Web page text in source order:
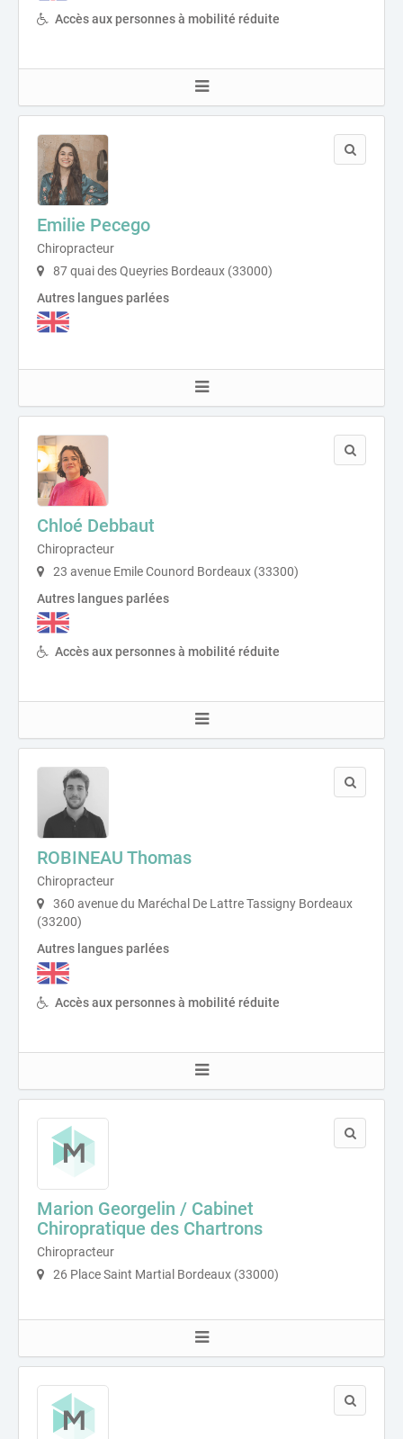
Accès aux personnes à mobilité réduite
Emilie Pecego
Chiropracteur
87 quai des Queyries Bordeaux (33000)
Autres langues parlées
Chloé Debbaut
Chiropracteur
23 avenue Emile Counord Bordeaux (33300)
Autres langues parlées
Accès aux personnes à mobilité réduite
ROBINEAU Thomas
Chiropracteur
360 avenue du Maréchal De Lattre Tassigny Bordeaux
(33200)
Autres langues parlées
Accès aux personnes à mobilité réduite
Marion Georgelin / Cabinet
Chiropratique des Chartrons
Chiropracteur
26 Place Saint Martial Bordeaux (33000)